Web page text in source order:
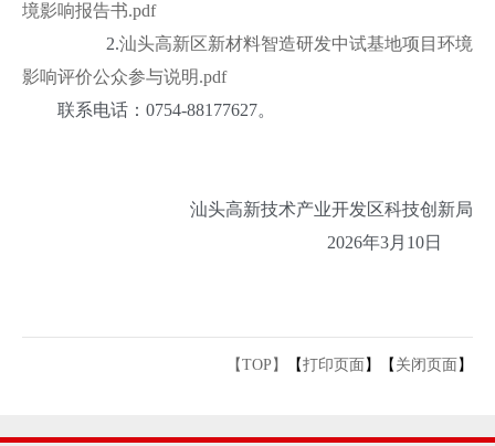
境影响报告书.pdf
2.汕头高新区新材料智造研发中试基地项目环境
影响评价公众参与说明.pdf
联系电话：0754-88177627。
汕头高新技术产业开发区科技创新局
2026年3月10日
【TOP】 【打印页面 】【 关闭页面 】